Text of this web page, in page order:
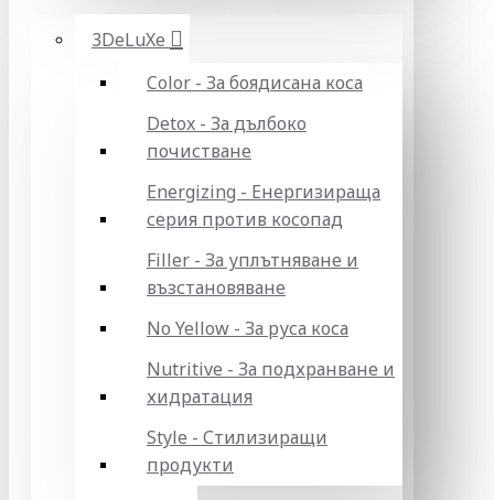
3DeLuXe
Color - За боядисана коса
Detox - За дълбоко
почистване
Energizing - Енергизираща
серия против косопад
Filler - За уплътняване и
възстановяване
No Yellow - За руса коса
Nutritive - За подхранване и
хидратация
Style - Стилизиращи
продукти